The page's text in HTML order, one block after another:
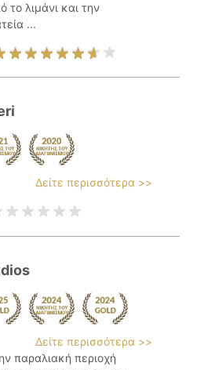
το λιμάνι και την
...
Δείτε περισσότερα >>
Δείτε περισσότερα >>
παραλιακή περιοχή